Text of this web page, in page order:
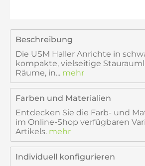
Beschreibung
Die USM Haller Anrichte in
kompakte, vielseitige
Räume, in... mehr
Farben und Materialien
Entdecken Sie die Farb- und
im Online-Shop verfügbaren
Artikels. mehr
Individuell konfigurieren